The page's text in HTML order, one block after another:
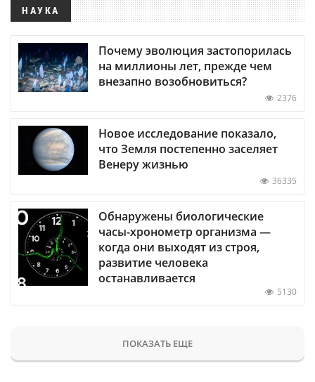
НАУКА
Почему эволюция застопорилась
на миллионы лет, прежде чем
внезапно возобновиться?
2376
Новое исследование показало,
что Земля постепенно заселяет
Венеру жизнью
36335
Обнаружены биологические
часы-хронометр организма —
когда они выходят из строя,
развитие человека
останавливается
5130
ПОКАЗАТЬ ЕЩЕ